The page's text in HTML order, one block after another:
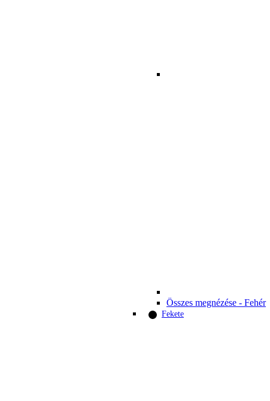
Összes megnézése - Fehér
Fekete